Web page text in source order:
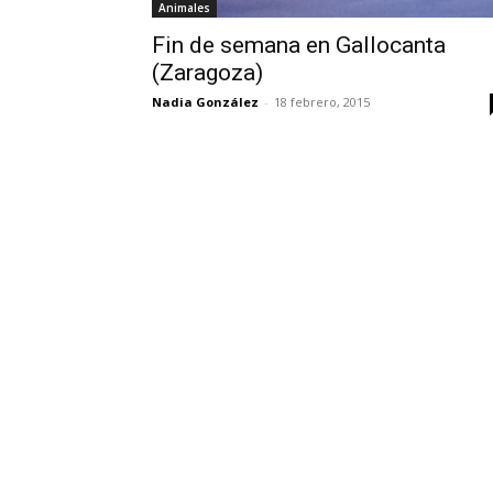
Animales
Fin de semana en Gallocanta
(Zaragoza)
Nadia González - 18 febrero, 2015